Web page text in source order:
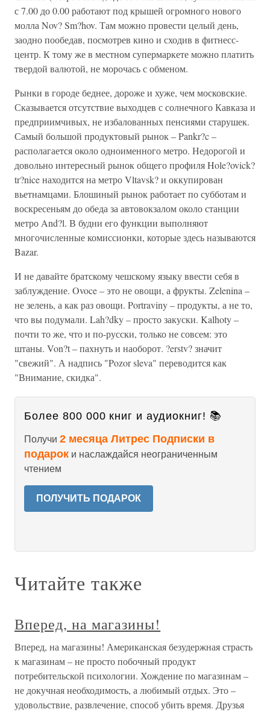
с 7.00 до 0.00 работают под крышей огромного нового
молла Nov? Sm?hov. Там можно провести целый день,
заодно пообедав, посмотрев кино и сходив в фитнесс-
центр. К тому же в местном супермаркете можно платить
твердой валютой, не морочась с обменом.
Рынки в городе беднее, дороже и хуже, чем московские.
Сказывается отсутствие выходцев с солнечного Кавказа и
предприимчивых, не избалованных пенсиями старушек.
Самый большой продуктовый рынок – Pankr?c –
располагается около одноименного метро. Недорогой и
довольно интересный рынок общего профиля Hole?ovick?
tr?nice находится на метро Vltavsk? и оккупирован
вьетнамцами. Блошиный рынок работает по субботам и
воскресеньям до обеда за автовокзалом около станции
метро And?l. В будни его функции выполняют
многочисленные комиссионки, которые здесь называются
Bazar.
И не давайте братскому чешскому языку ввести себя в
заблуждение. Ovoce – это не овощи, а фрукты. Zelenina –
не зелень, а как раз овощи. Portraviny – продукты, а не то,
что вы подумали. Lah?dky – просто закуски. Kalhoty –
почти то же, что и по-русски, только не совсем: это
штаны. Von?t – пахнуть и наоборот. ?erstv? значит
"свежий". А надпись "Pozor sleva" переводится как
"Внимание, скидка".
Более 800 000 книг и аудиокниг! 📚
Получи 2 месяца Литрес Подписки в
подарок и наслаждайся неограниченным
чтением
ПОЛУЧИТЬ ПОДАРОК
Читайте также
Вперед, на магазины!
Вперед, на магазины! Американская безудержная страсть
к магазинам – не просто побочный продукт
потребительской психологии. Хождение по магазинам –
не докучная необходимость, а любимый отдых. Это –
удовольствие, развлечение, способ убить время. Друзья